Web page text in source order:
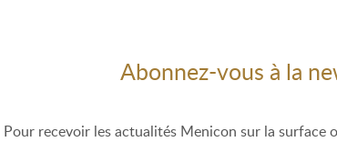
Abonnez-vous à la
Pour recevoir les actualités Menicon sur la surface